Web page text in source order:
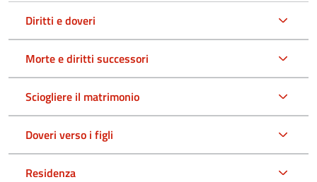
Diritti e doveri
Morte e diritti successori
Sciogliere il matrimonio
Doveri verso i figli
Residenza